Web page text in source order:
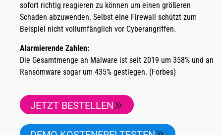
sofort richtig reagieren zu können um einen größeren
Schaden abzuwenden. Selbst eine Firewall schützt zum
Beispiel nicht vollumfänglich vor Cyberangriffen.
Alarmierende Zahlen:
Die Gesamtmenge an Malware ist seit 2019 um 358% und an
Ransomware sogar um 435% gestiegen. (Forbes)
JETZT BESTELLEN